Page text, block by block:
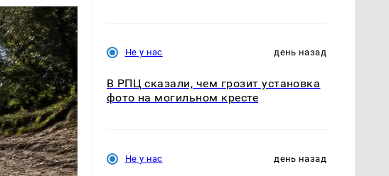
Не у нас день назад
В РПЦ сказали, чем грозит установка
фото на могильном кресте
Не у нас день назад